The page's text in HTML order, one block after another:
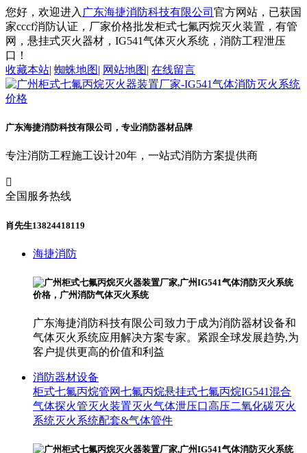
您好，欢迎进入 广东海捷消防科技有限公司 官方网站，已获国
家cccf消防认证，厂家价格批发柜式七氟丙烷灭火装置，有管
网，悬挂式灭火器材，IG541气体灭火系统，消防工程泄压
口！
收藏本站| 蜘蛛地图| 网站地图| 在线留言
广东海捷消防科技有限公司，专业消防器材品牌
专注消防工程施工设计20年，一站式消防方案提供商

全国服务热线
肖先生13824418119
海捷消防
广东海捷消防科技有限公司致力于成为消防器材设备和
气体灭火系统应用解决方案专家。紧跟全球发展趋势,为
客户提供更高的价值和利益
消防器材设备
柜式七氟丙烷管网七氟丙烷悬挂式七氟丙烷IG541混合
气体探火管灭火装置灭火气体泄压口高压二氧化碳灭火
系统灭火系统配套&气体管件